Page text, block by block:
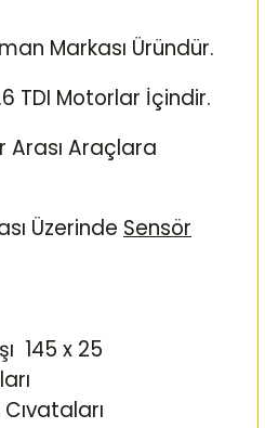
Markası Üründür.
TDI Motorlar İçindir.
Arası Araçlara
Üzerinde Sensör
145 x 25